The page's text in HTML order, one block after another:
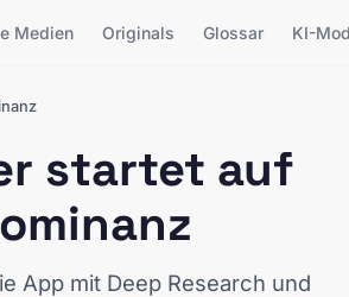
Medien Originals Glossar KI-
startet auf
App mit Deep Research und